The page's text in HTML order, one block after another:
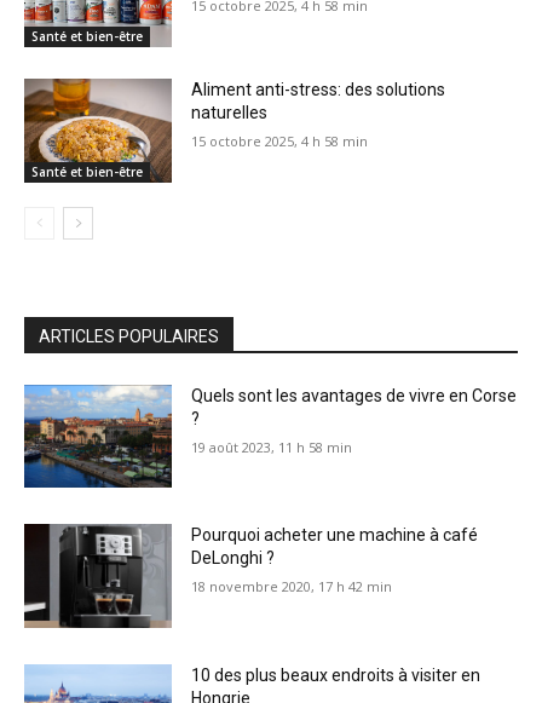
Santé et bien-être
15 octobre 2025, 4 h 58 min
Santé et bien-être
Aliment anti-stress: des solutions
naturelles
15 octobre 2025, 4 h 58 min
ARTICLES POPULAIRES
Quels sont les avantages de vivre en Corse
?
19 août 2023, 11 h 58 min
Pourquoi acheter une machine à café
DeLonghi ?
18 novembre 2020, 17 h 42 min
10 des plus beaux endroits à visiter en
Hongrie